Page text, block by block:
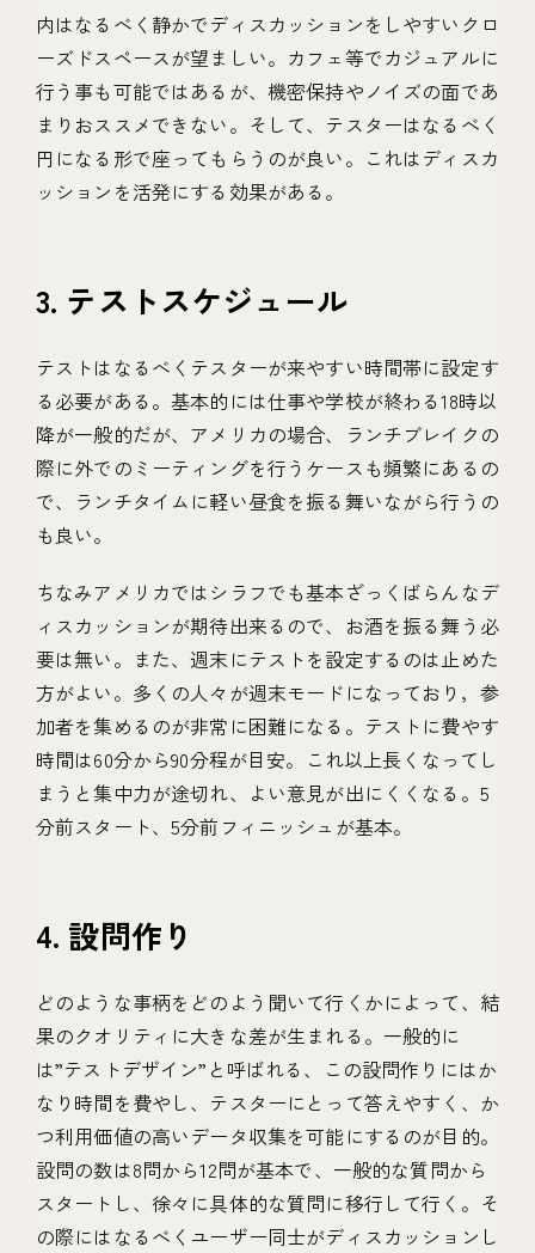
内はなるべく静かでディスカッションをしやすいクロ
ーズドスペースが望ましい。カフェ等でカジュアルに
行う事も可能ではあるが、機密保持やノイズの面であ
まりおススメできない。そして、テスターはなるべく
円になる形で座ってもらうのが良い。これはディスカ
ッションを活発にする効果がある。
3. テストスケジュール
テストはなるべくテスターが来やすい時間帯に設定す
る必要がある。基本的には仕事や学校が終わる18時以
降が一般的だが、アメリカの場合、ランチブレイクの
際に外でのミーティングを行うケースも頻繁にあるの
で、ランチタイムに軽い昼食を振る舞いながら行うの
も良い。
ちなみアメリカではシラフでも基本ざっくばらんなデ
ィスカッションが期待出来るので、お酒を振る舞う必
要は無い。また、週末にテストを設定するのは止めた
方がよい。多くの人々が週末モードになっており，参
加者を集めるのが非常に困難になる。テストに費やす
時間は60分から90分程が目安。これ以上長くなってし
まうと集中力が途切れ、よい意見が出にくくなる。5
分前スタート、5分前フィニッシュが基本。
4. 設問作り
どのような事柄をどのよう聞いて行くかによって、結
果のクオリティに大きな差が生まれる。一般的に
は”テストデザイン”と呼ばれる、この設問作りにはか
なり時間を費やし、テスターにとって答えやすく、か
つ利用価値の高いデータ収集を可能にするのが目的。
設問の数は8問から12問が基本で、一般的な質問から
スタートし、徐々に具体的な質問に移行して行く。そ
の際にはなるべくユーザー同士がディスカッションし